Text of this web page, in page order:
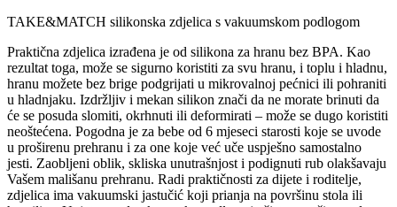
TAKE&MATCH silikonska zdjelica s vakuumskom podlogom
Praktična zdjelica izrađena je od silikona za hranu bez BPA. Kao
rezultat toga, može se sigurno koristiti za svu hranu, i toplu i hladnu,
hranu možete bez brige podgrijati u mikrovalnoj pećnici ili pohraniti
u hladnjaku. Izdržljiv i mekan silikon znači da ne morate brinuti da
će se posuda slomiti, okrhnuti ili deformirati – može se dugo koristiti
neoštećena. Pogodna je za bebe od 6 mjeseci starosti koje se uvode
u proširenu prehranu i za one koje već uče uspješno samostalno
jesti. Zaobljeni oblik, skliska unutrašnjost i podignuti rub olakšavaju
Vašem mališanu prehranu. Radi praktičnosti za dijete i roditelje,
zdjelica ima vakuumski jastučić koji prianja na površinu stola ili